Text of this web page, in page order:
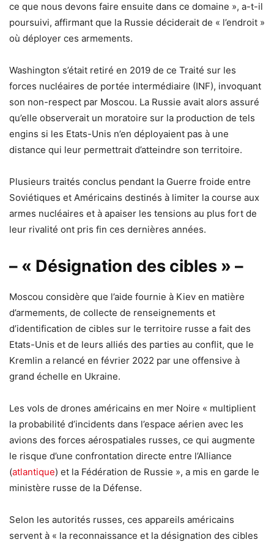
ce que nous devons faire ensuite dans ce domaine », a-t-il
poursuivi, affirmant que la Russie déciderait de « l’endroit »
où déployer ces armements.
Washington s’était retiré en 2019 de ce Traité sur les
forces nucléaires de portée intermédiaire (INF), invoquant
son non-respect par Moscou. La Russie avait alors assuré
qu’elle observerait un moratoire sur la production de tels
engins si les Etats-Unis n’en déployaient pas à une
distance qui leur permettrait d’atteindre son territoire.
Plusieurs traités conclus pendant la Guerre froide entre
Soviétiques et Américains destinés à limiter la course aux
armes nucléaires et à apaiser les tensions au plus fort de
leur rivalité ont pris fin ces dernières années.
– « Désignation des cibles » –
Moscou considère que l’aide fournie à Kiev en matière
d’armements, de collecte de renseignements et
d’identification de cibles sur le territoire russe a fait des
Etats-Unis et de leurs alliés des parties au conflit, que le
Kremlin a relancé en février 2022 par une offensive à
grand échelle en Ukraine.
Les vols de drones américains en mer Noire « multiplient
la probabilité d’incidents dans l’espace aérien avec les
avions des forces aérospatiales russes, ce qui augmente
le risque d’une confrontation directe entre l’Alliance
(atlantique) et la Fédération de Russie », a mis en garde le
ministère russe de la Défense.
Selon les autorités russes, ces appareils américains
servent à « la reconnaissance et la désignation des cibles